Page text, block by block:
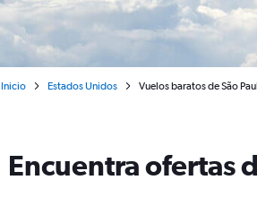
Inicio Estados Unidos Vuelos baratos de São
Encuentra ofertas